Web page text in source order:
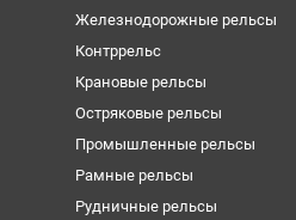
Железнодорожные рельсы
Контррельс
Крановые рельсы
Остряковые рельсы
Промышленные рельсы
Рамные рельсы
Рудничные рельсы